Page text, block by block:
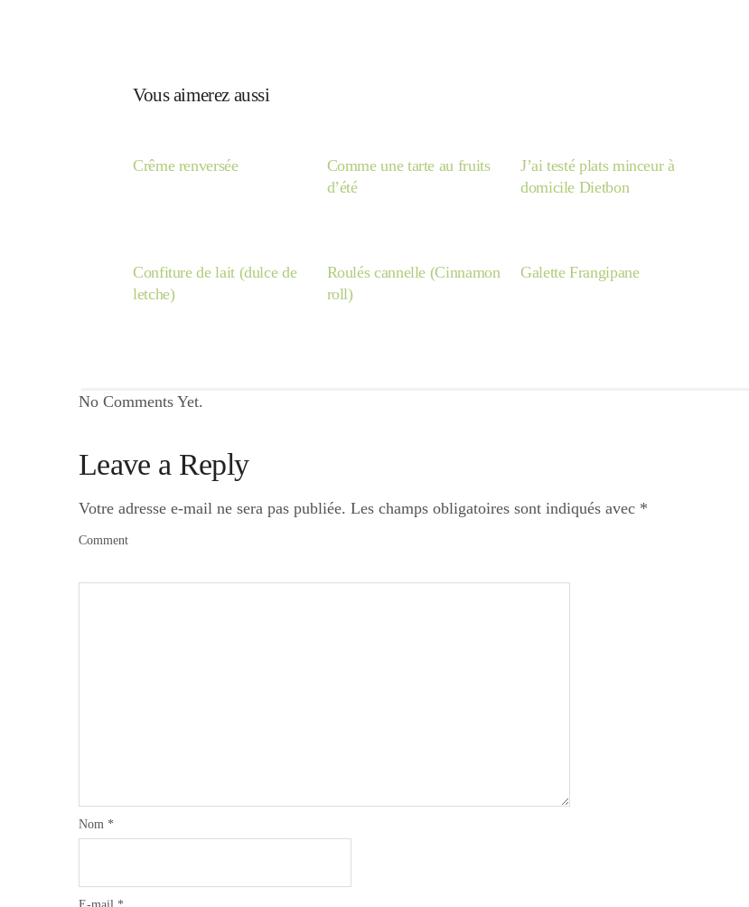
Vous aimerez aussi
Crême renversée
Comme une tarte au fruits
d’été
J’ai testé plats minceur à
domicile Dietbon
Confiture de lait (dulce de
letche)
Roulés cannelle (Cinnamon
roll)
Galette Frangipane
No Comments Yet.
Leave a Reply
Votre adresse e-mail ne sera pas publiée. Les champs obligatoires sont indiqués avec *
Comment
Nom *